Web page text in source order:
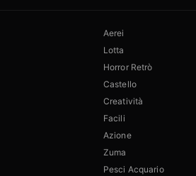
Aerei
Lotta
Horror Retrò
Castello
Creatività
Facili
Azione
Zuma
Pesci Acquario